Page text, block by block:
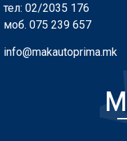
тел: 02/2035 176
моб. 075 239 657
info@makautoprima.mk